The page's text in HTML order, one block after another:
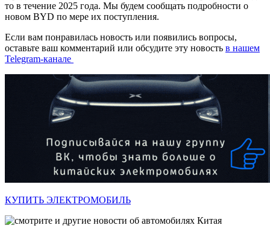
то в течение 2025 года. Мы будем сообщать подробности о
новом BYD по мере их поступления.
Если вам понравилась новость или появились вопросы,
оставьте ваш комментарий или обсудите эту новость в нашем
Telegram-канале
КУПИТЬ ЭЛЕКТРОМОБИЛЬ